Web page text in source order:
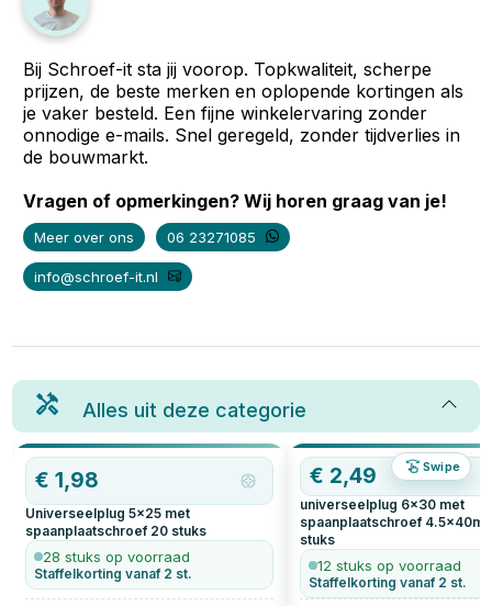
Bij Schroef-it sta jij voorop. Topkwaliteit, scherpe
prijzen, de beste merken en oplopende kortingen als
je vaker besteld. Een fijne winkelervaring zonder
onnodige e-mails. Snel geregeld, zonder tijdverlies in
de bouwmarkt.
Vragen of opmerkingen? Wij horen graag van je!
Meer over ons 06 23271085
info@schroef-it.nl
Alles uit deze categorie
Swipe
€1,98
Universeelplug 5x25 met
spaanplaatschroef 20 stuks
28 stuks op voorraad
Staffelkorting vanaf 2 st.
€ 2,49
universeelplug 6x30 met
spaanplaatschroef
stuks
12 stuks op voorraad
Staffelkorting vanaf 2 st.